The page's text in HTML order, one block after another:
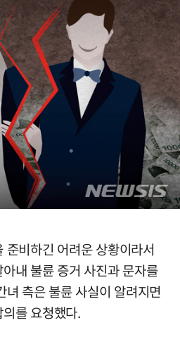
준비하긴 어려운 상황이라서
내 불륜 증거 사진과 문자를
녀 측은 불륜 사실이 알려지면
를 요청했다.